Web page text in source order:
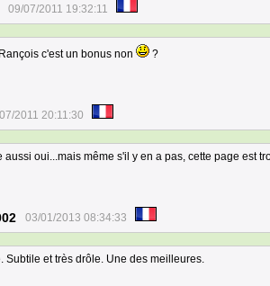
09/07/2011 19:32:11
c'est un bonus non ?
2011 20:11:30
aussi oui...mais même s'il y en a pas, cette page est
03/01/2013 08:34:33
Subtile et très drôle. Une des meilleures.